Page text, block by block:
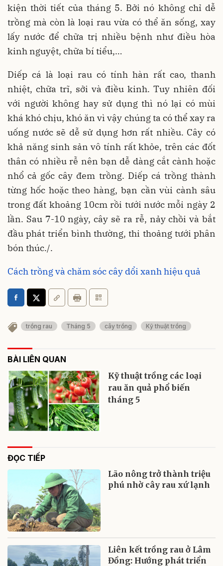
kiện thời tiết của tháng 5. Bởi nó không chỉ dễ
trồng mà còn là loại rau vừa có thể ăn sống, xay
lấy nước để chữa trị nhiều bệnh như điều hòa
kinh nguyệt, chữa bí tiểu,…
Diếp cá là loại rau có tính hàn rất cao, thanh
nhiệt, chữa trĩ, sởi và điều kinh. Tuy nhiên đối
với người không hay sử dụng thì nó lại có mùi
khá khó chịu, khó ăn vì vậy chúng ta có thể xay ra
uống nước sẽ dễ sử dụng hơn rất nhiều. Cây có
khả năng sinh sản vô tính rất khỏe, trên các đốt
thân có nhiều rễ nên bạn dễ dàng cắt cành hoặc
nhổ cả gốc cây đem trồng. Diếp cá trồng thành
từng hốc hoặc theo hàng, bạn cần vùi cành sâu
trong đất khoảng 10cm rồi tưới nước mỗi ngày 2
lần. Sau 7-10 ngày, cây sẽ ra rễ, nảy chồi và bắt
đầu phát triển bình thường, thi thoảng tưới phân
bón thúc./.
Cách trồng và chăm sóc cây dổi xanh hiệu quả
trồng rau Tháng 5 cây trồng Kỹ thuật trồng
BÀI LIÊN QUAN
Kỹ thuật trồng các loại
rau ăn quả phổ biến
tháng 5
ĐỌC TIẾP
Lão nông trở thành triệu
phú nhờ cây rau xứ lạnh
Liên kết trồng rau ở Lâm
Đồng: Hướng phát triển